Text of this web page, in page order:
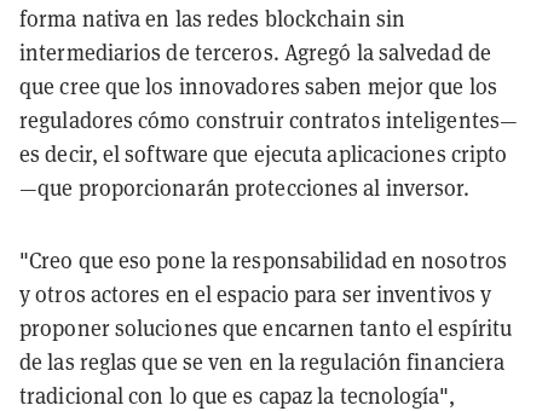
forma nativa en las redes blockchain sin
intermediarios de terceros. Agregó la salvedad de
que cree que los innovadores saben mejor que los
reguladores cómo construir contratos inteligentes—
es decir, el software que ejecuta aplicaciones cripto
—que proporcionarán protecciones al inversor.
"Creo que eso pone la responsabilidad en nosotros
y otros actores en el espacio para ser inventivos y
proponer soluciones que encarnen tanto el espíritu
de las reglas que se ven en la regulación financiera
tradicional con lo que es capaz la tecnología",